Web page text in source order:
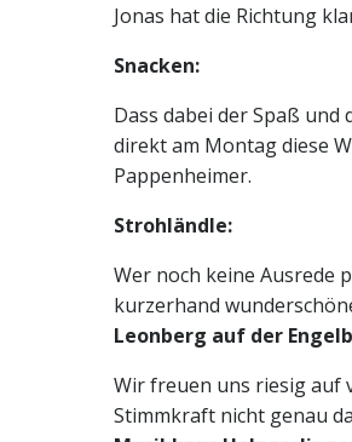
Jonas hat die Richtung
Snacken:
Dass dabei der Spaß
direkt am Montag diese
Pappenheimer.
Strohländle:
Wer noch keine Ausrede
kurzerhand
Leonberg auf der
Wir freuen uns riesig auf
Stimmkraft nicht genau